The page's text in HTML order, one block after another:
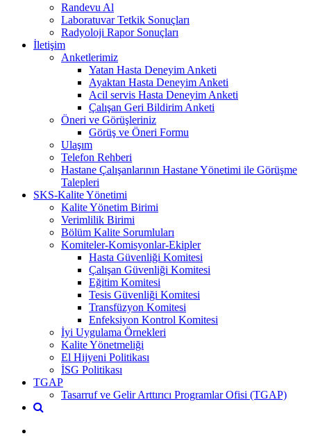
Randevu Al
Laboratuvar Tetkik Sonuçları
Radyoloji Rapor Sonuçları
İletişim
Anketlerimiz
Yatan Hasta Deneyim Anketi
Ayaktan Hasta Deneyim Anketi
Acil servis Hasta Deneyim Anketi
Çalışan Geri Bildirim Anketi
Öneri ve Görüşleriniz
Görüş ve Öneri Formu
Ulaşım
Telefon Rehberi
Hastane Çalışanlarının Hastane Yönetimi ile Görüşme
Talepleri
SKS-Kalite Yönetimi
Kalite Yönetim Birimi
Verimlilik Birimi
Bölüm Kalite Sorumluları
Komiteler-Komisyonlar-Ekipler
Hasta Güvenliği Komitesi
Çalışan Güvenliği Komitesi
Eğitim Komitesi
Tesis Güvenliği Komitesi
Transfüzyon Komitesi
Enfeksiyon Kontrol Komitesi
İyi Uygulama Örnekleri
Kalite Yönetmeliği
El Hijyeni Politikası
İSG Politikası
TGAP
Tasarruf ve Gelir Arttırıcı Programlar Ofisi (TGAP)